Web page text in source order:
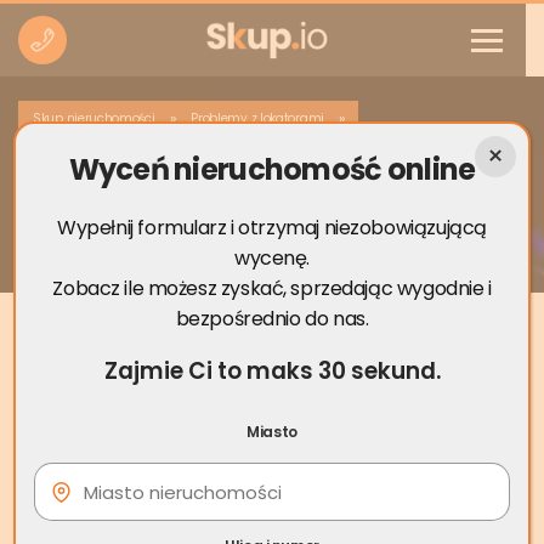
Skup nieruchomości » Problemy z lokatorami »
Lokator nie chce opuścić mieszkania po
zakończeniu umowy
Wyceń nieruchomość online
Wypełnij formularz i otrzymaj niezobowiązującą
wycenę.
Zobacz ile możesz zyskać, sprzedając wygodnie i
bezpośrednio do nas.
Zajmie Ci to maks 30 sekund.
Miasto